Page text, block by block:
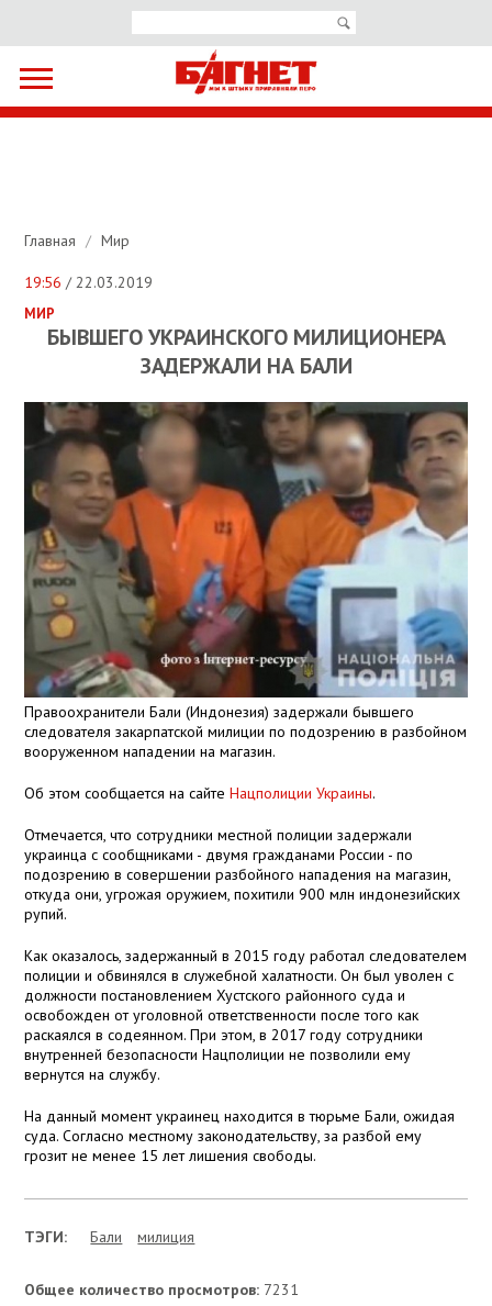
Главная / Мир
19:56 / 22.03.2019
МИР
БЫВШЕГО УКРАИНСКОГО МИЛИЦИОНЕРА
ЗАДЕРЖАЛИ НА БАЛИ
Правоохранители Бали (Индонезия) задержали бывшего
следователя закарпатской милиции по подозрению в разбойном
вооруженном нападении на магазин.
Об этом сообщается на сайтеНацполиции Украины.
Отмечается, что сотрудники местной полиции задержали
украинца с сообщниками - двумя гражданами России - по
подозрению в совершении разбойного нападения на магазин,
откуда они, угрожая оружием, похитили 900 млн индонезийских
рупий.
Как оказалось, задержанный в 2015 году работал следователем
полиции и обвинялся в служебной халатности. Он был уволен с
должности постановлением Хустского районного суда и
освобожден от уголовной ответственности после того как
раскаялся в содеянном. При этом, в 2017 году сотрудники
внутренней безопасности Нацполиции не позволили ему
вернутся на службу.
На данный момент украинец находится в тюрьме Бали, ожидая
суда. Согласно местному законодательству, за разбой ему
грозит не менее 15 лет лишения свободы.
ТЭГИ: Бали милиция
Общее количество просмотров: 7231